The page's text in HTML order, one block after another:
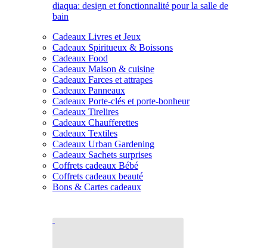
diaqua: design et fonctionnalité pour la salle de
bain
Cadeaux Livres et Jeux
Cadeaux Spiritueux & Boissons
Cadeaux Food
Cadeaux Maison & cuisine
Cadeaux Farces et attrapes
Cadeaux Panneaux
Cadeaux Porte-clés et porte-bonheur
Cadeaux Tirelires
Cadeaux Chaufferettes
Cadeaux Textiles
Cadeaux Urban Gardening
Cadeaux Sachets surprises
Coffrets cadeaux Bébé
Coffrets cadeaux beauté
Bons & Cartes cadeaux